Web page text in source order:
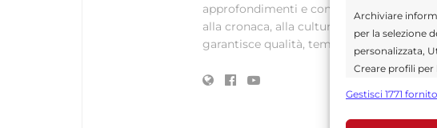
Archiviare
per la selezione
personalizzata,
Creare profili per
Utilizzare dati
Gestisci 1771
approfondimenti e contenuti accurati
alla cronaca, alla cultura e allo sport. Un
garantisce qualità, tempestività e